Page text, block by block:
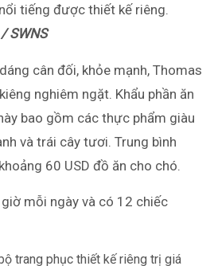
tiếng được thiết kế riêng.
SWNS
cân đối, khỏe mạnh, Thomas
nghiêm ngặt. Khẩu phần ăn
bao gồm các thực phẩm giàu
và trái cây tươi. Trung bình
60 USD đồ ăn cho chó.
mỗi ngày và có 12 chiếc